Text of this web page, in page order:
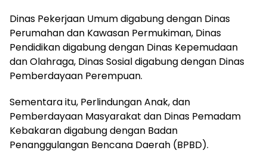
Dinas Pekerjaan Umum digabung dengan Dinas
Perumahan dan Kawasan Permukiman, Dinas
Pendidikan digabung dengan Dinas Kepemudaan
dan Olahraga, Dinas Sosial digabung dengan Dinas
Pemberdayaan Perempuan.
Sementara itu, Perlindungan Anak, dan
Pemberdayaan Masyarakat dan Dinas Pemadam
Kebakaran digabung dengan Badan
Penanggulangan Bencana Daerah (BPBD).